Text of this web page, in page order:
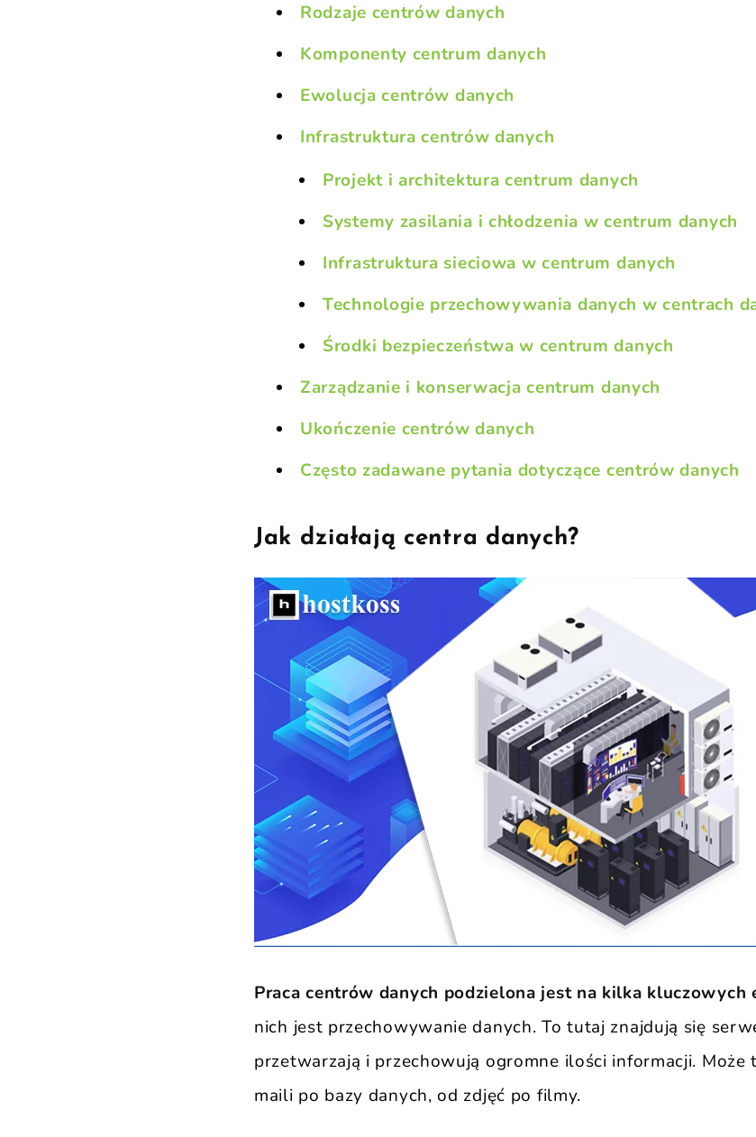
Rodzaje centrów danych
Komponenty centrum danych
Ewolucja centrów danych
Infrastruktura centrów danych
Projekt i architektura centrum danych
Systemy zasilania i chłodzenia w centrum danych
Infrastruktura sieciowa w centrum danych
Technologie przechowywania danych w centrach
Środki bezpieczeństwa w centrum danych
Zarządzanie i konserwacja centrum danych
Ukończenie centrów danych
Często zadawane pytania dotyczące centrów danych
Jak działają centra danych?
Praca centrów danych podzielona jest na kilka kluczowych
nich jest przechowywanie danych. To tutaj znajdują się
przetwarzają i przechowują ogromne ilości informacji.
maili po bazy danych, od zdjęć po filmy.